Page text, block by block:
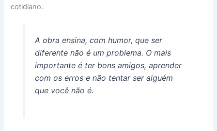
cotidiano.
A obra ensina, com humor, que ser
diferente não é um problema. O mais
importante é ter bons amigos, aprender
com os erros e não tentar ser alguém
que você não é.